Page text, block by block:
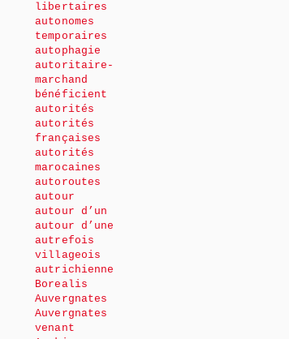
libertaires
autonomes
temporaires
autophagie
autoritaire-
marchand
bénéficient
autorités
autorités
françaises
autorités
marocaines
autoroutes
autour
autour d’un
autour d’une
autrefois
villageois
autrichienne
Borealis
Auvergnates
Auvergnates
venant